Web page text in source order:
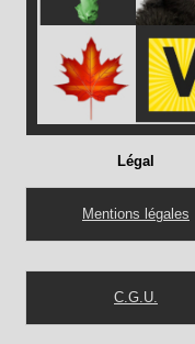
Légal
Mentions légales
C.G.U.